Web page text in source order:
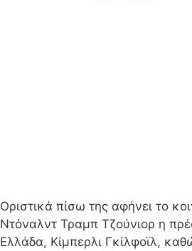
Οριστικά πίσω της αφήνει το
Ντόναλντ Τραμπ Τζούνιορ η
Ελλάδα, Κίμπερλι Γκίλφοϊλ,